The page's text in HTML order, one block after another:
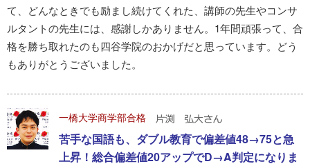
て、どんなときでも励まし続けてくれた、講師の先生やコンサ
ルタントの先生には、感謝しかありません。1年間頑張って、合
格を勝ち取れたのも四谷学院のおかげだと思っています。どう
もありがとうございました。
一橋大学商学部合格
苦手な国語も、ダブル教育で偏差値48→75と急
上昇！総合偏差値20アップでD→A判定になりま